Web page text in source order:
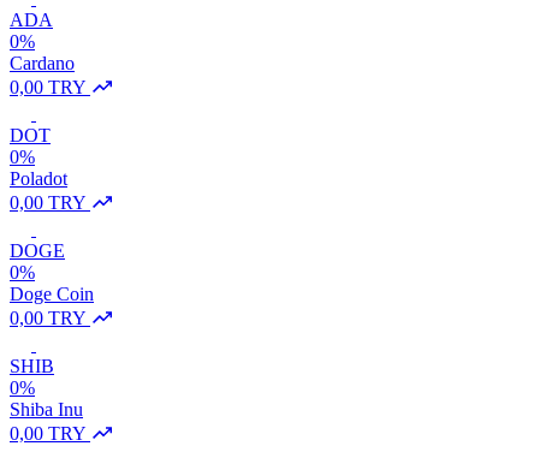
ADA
0%
Cardano
0,00 TRY
DOT
0%
Poladot
0,00 TRY
DOGE
0%
Doge Coin
0,00 TRY
SHIB
0%
Shiba Inu
0,00 TRY